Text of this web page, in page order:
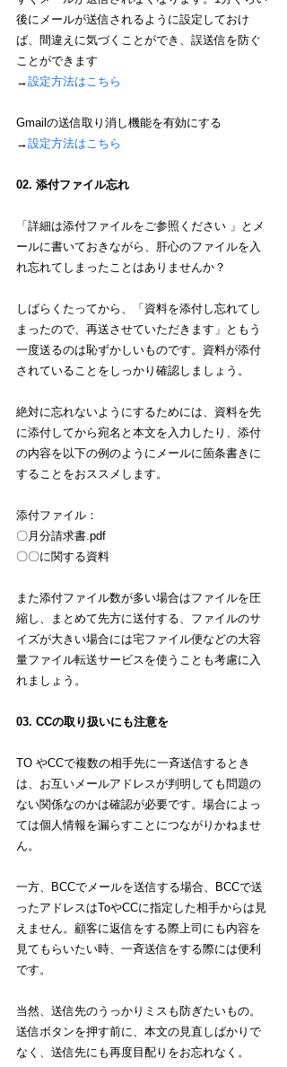
後にメールが送信されるように設定しておけ
ば、間違えに気づくことができ、誤送信を防ぐ
ことができます
→設定方法はこちら
Gmailの送信取り消し機能を有効にする
→設定方法はこちら
02. 添付ファイル忘れ
「詳細は添付ファイルをご参照ください 」とメ
ールに書いておきながら、肝心のファイルを入
れ忘れてしまったことはありませんか？
しばらくたってから、「資料を添付し忘れてし
まったので、再送させていただきます」ともう
一度送るのは恥ずかしいものです。資料が添付
されていることをしっかり確認しましょう。
絶対に忘れないようにするためには、資料を先
に添付してから宛名と本文を入力したり、添付
の内容を以下の例のようにメールに箇条書きに
することをおススメします。
添付ファイル：
〇月分請求書.pdf
〇〇に関する資料
また添付ファイル数が多い場合はファイルを圧
縮し、まとめて先方に送付する、ファイルのサ
イズが大きい場合には宅ファイル便などの大容
量ファイル転送サービスを使うことも考慮に入
れましょう。
03. CCの取り扱いにも注意を
TO やCCで複数の相手先に一斉送信するとき
は、お互いメールアドレスが判明しても問題の
ない関係なのかは確認が必要です。場合によっ
ては個人情報を漏らすことにつながりかねませ
ん。
一方、BCCでメールを送信する場合、BCCで送
ったアドレスはToやCCに指定した相手からは見
えません。顧客に返信をする際上司にも内容を
見てもらいたい時、一斉送信をする際には便利
です。
当然、送信先のうっかりミスも防ぎたいもの。
送信ボタンを押す前に、本文の見直しばかりで
なく、送信先にも再度目配りをお忘れなく。